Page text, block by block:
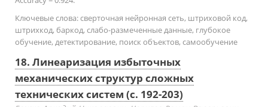
Ключевые слова:сверточная нейронная сеть, штриховой код,
штрихкод, баркод, слабо-размеченные данные, глубокое
обучение, детектирование, поиск объектов, самообучение
18. Линеаризация избыточных
механических структур сложных
технических систем (с. 192-203)